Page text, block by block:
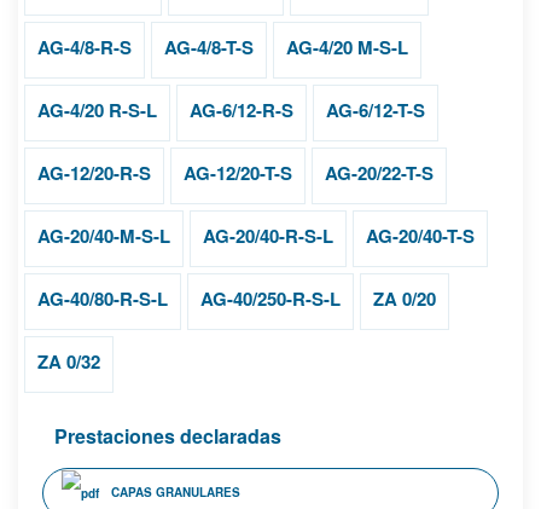
AG-4/8-R-S AG-4/8-T-S AG-4/20 M-S-L
AG-4/20 R-S-L AG-6/12-R-S AG-6/12-T-S
AG-12/20-R-S AG-12/20-T-S AG-20/22-T-S
AG-20/40-M-S-L AG-20/40-R-S-L AG-20/40-T-S
AG-40/80-R-S-L AG-40/250-R-S-L ZA 0/20
ZA 0/32
Prestaciones declaradas
CAPAS GRANULARES